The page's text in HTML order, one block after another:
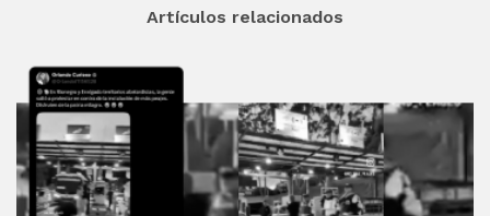
Artículos relacionados